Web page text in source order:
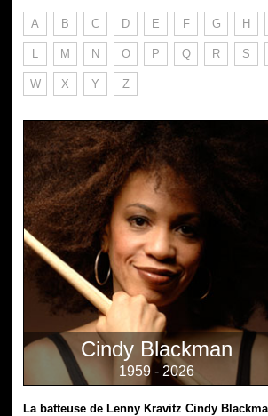
A B C D E F G H
L M N O P Q R S
W X Y Z
Cindy Blackman
1959 - 2026
La batteuse de Lenny Kravitz Cindy